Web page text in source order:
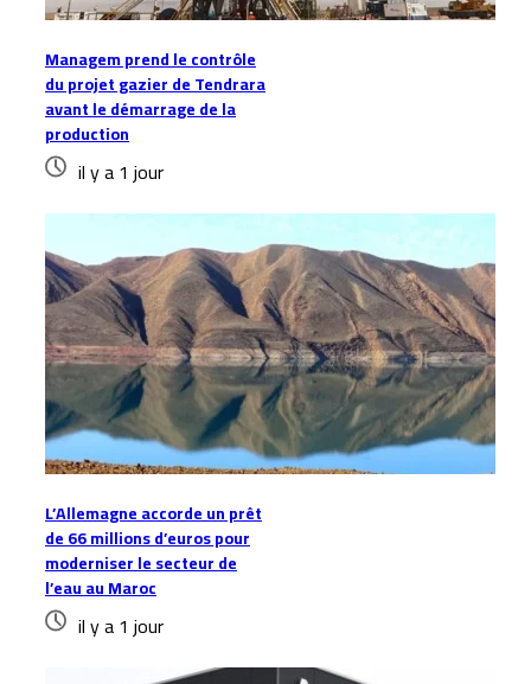
Managem prend le contrôle
du projet gazier de Tendrara
avant le démarrage de la
production
il y a 1 jour
L’Allemagne accorde un prêt
de 66 millions d’euros pour
moderniser le secteur de
l’eau au Maroc
il y a 1 jour